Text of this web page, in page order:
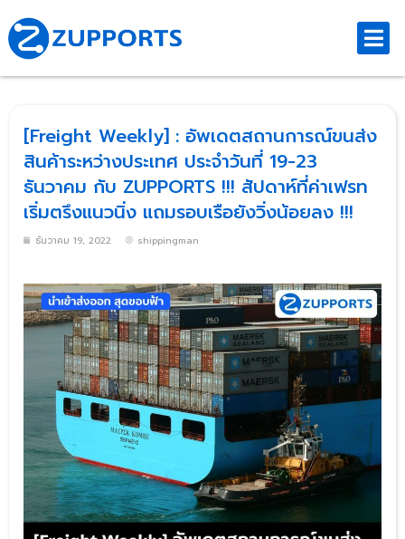
[Freight Weekly] : อัพเดตสถานการณ์ขนส่ง
สินค้าระหว่างประเทศ ประจำวันที่ 19-23
ธันวาคม กับ ZUPPORTS !!! สัปดาห์ที่ค่าเฟรท
เริ่มตรึงแนวนิ่ง แถมรอบเรือยังวิ่งน้อยลง !!!
ธันวาคม 19, 2022 shippingman